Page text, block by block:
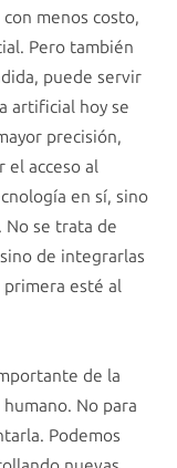
menos costo,
Pero también
puede servir
artificial hoy se
precisión,
el acceso al
en sí, sino
No se trata de
de integrarlas
esté al
de la
No para
Podemos